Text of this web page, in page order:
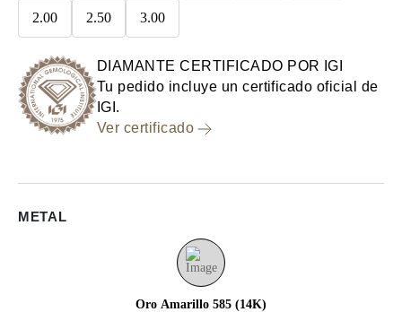
2.00 2.50 3.00
DIAMANTE CERTIFICADO POR IGI
Tu pedido incluye un certificado oficial de
IGI.
Ver certificado
METAL
Oro Amarillo 585 (14K)